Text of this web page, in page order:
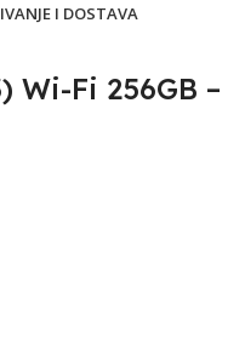
I DOSTAVA
Wi-Fi 256GB –